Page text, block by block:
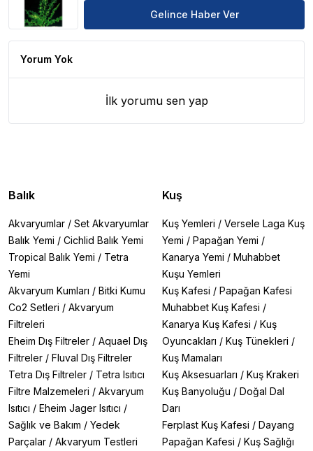
Gelince Haber Ver
Yorum Yok
İlk yorumu sen yap
Balık
Akvaryumlar / Set Akvaryumlar
Balık Yemi / Cichlid Balık Yemi
Tropical Balık Yemi / Tetra
Yemi
Akvaryum Kumları / Bitki Kumu
Co2 Setleri / Akvaryum
Filtreleri
Eheim Dış Filtreler / Aquael Dış
Filtreler / Fluval Dış Filtreler
Tetra Dış Filtreler / Tetra Isıtıcı
Filtre Malzemeleri / Akvaryum
Isıtıcı / Eheim Jager Isıtıcı /
Sağlık ve Bakım / Yedek
Parçalar / Akvaryum Testleri
Kuş
Kuş Yemleri / Versele Laga Kuş
Yemi / Papağan Yemi /
Kanarya Yemi / Muhabbet
Kuşu Yemleri
Kuş Kafesi / Papağan Kafesi
Muhabbet Kuş Kafesi /
Kanarya Kuş Kafesi / Kuş
Oyuncakları / Kuş Tünekleri /
Kuş Mamaları
Kuş Aksesuarları / Kuş Krakeri
Kuş Banyoluğu / Doğal Dal
Darı
Ferplast Kuş Kafesi / Dayang
Papağan Kafesi / Kuş Sağlığı